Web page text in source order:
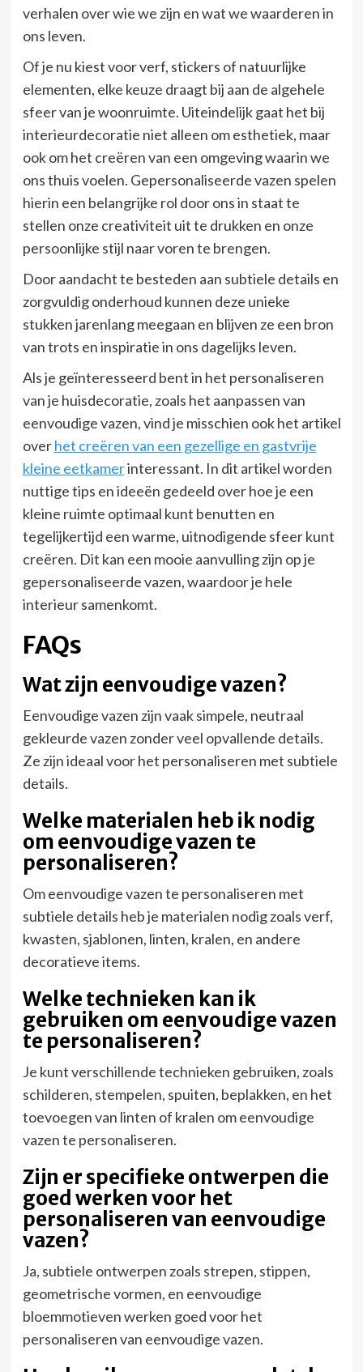
verhalen over wie we zijn en wat we waarderen in
ons leven.
Of je nu kiest voor verf, stickers of natuurlijke
elementen, elke keuze draagt bij aan de algehele
sfeer van je woonruimte. Uiteindelijk gaat het bij
interieurdecoratie niet alleen om esthetiek, maar
ook om het creëren van een omgeving waarin we
ons thuis voelen. Gepersonaliseerde vazen spelen
hierin een belangrijke rol door ons in staat te
stellen onze creativiteit uit te drukken en onze
persoonlijke stijl naar voren te brengen.
Door aandacht te besteden aan subtiele details en
zorgvuldig onderhoud kunnen deze unieke
stukken jarenlang meegaan en blijven ze een bron
van trots en inspiratie in ons dagelijks leven.
Als je geïnteresseerd bent in het personaliseren
van je huisdecoratie, zoals het aanpassen van
eenvoudige vazen, vind je misschien ook het artikel
overhet creëren van een gezellige en gastvrije
kleine eetkamerinteressant. In dit artikel worden
nuttige tips en ideeën gedeeld over hoe je een
kleine ruimte optimaal kunt benutten en
tegelijkertijd een warme, uitnodigende sfeer kunt
creëren. Dit kan een mooie aanvulling zijn op je
gepersonaliseerde vazen, waardoor je hele
interieur samenkomt.
FAQs
Wat zijn eenvoudige vazen?
Eenvoudige vazen zijn vaak simpele, neutraal
gekleurde vazen zonder veel opvallende details.
Ze zijn ideaal voor het personaliseren met subtiele
details.
Welke materialen heb ik nodig
om eenvoudige vazen te
personaliseren?
Om eenvoudige vazen te personaliseren met
subtiele details heb je materialen nodig zoals verf,
kwasten, sjablonen, linten, kralen, en andere
decoratieve items.
Welke technieken kan ik
gebruiken om eenvoudige vazen
te personaliseren?
Je kunt verschillende technieken gebruiken, zoals
schilderen, stempelen, spuiten, beplakken, en het
toevoegen van linten of kralen om eenvoudige
vazen te personaliseren.
Zijn er specifieke ontwerpen die
goed werken voor het
personaliseren van eenvoudige
vazen?
Ja, subtiele ontwerpen zoals strepen, stippen,
geometrische vormen, en eenvoudige
bloemmotieven werken goed voor het
personaliseren van eenvoudige vazen.